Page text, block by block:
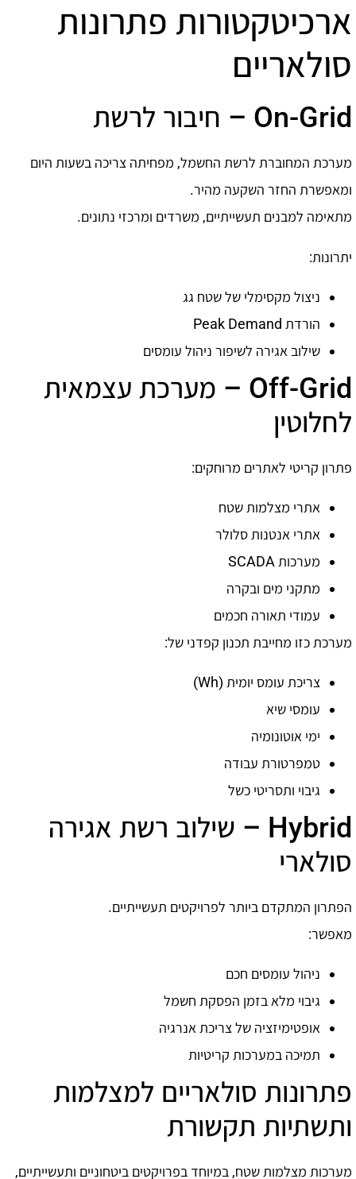
ארכיטקטורות פתרונות
סולאריים
On-Grid – חיבור לרשת
מערכת המחוברת לרשת החשמל, מפחיתה צריכה בשעות היום
ומאפשרת החזר השקעה מהיר.
מתאימה למבנים תעשייתיים, משרדים ומרכזי נתונים.
יתרונות:
ניצול מקסימלי של שטח גג
הורדת Peak Demand
שילוב אגירה לשיפור ניהול עומסים
Off-Grid – מערכת עצמאית
לחלוטין
פתרון קריטי לאתרים מרוחקים:
אתרי מצלמות שטח
אתרי אנטנות סלולר
מערכות SCADA
מתקני מים ובקרה
עמודי תאורה חכמים
מערכת כזו מחייבת תכנון קפדני של:
צריכת עומס יומית (Wh)
עומסי שיא
ימי אוטונומיה
טמפרטורת עבודה
גיבוי ותסריטי כשל
Hybrid – שילוב רשת אגירה
סולארי
הפתרון המתקדם ביותר לפרויקטים תעשייתיים.
מאפשר:
ניהול עומסים חכם
גיבוי מלא בזמן הפסקת חשמל
אופטימיזציה של צריכת אנרגיה
תמיכה במערכות קריטיות
פתרונות סולאריים למצלמות
ותשתיות תקשורת
מערכות מצלמות שטח, במיוחד בפרויקטים ביטחוניים ותעשייתיים,